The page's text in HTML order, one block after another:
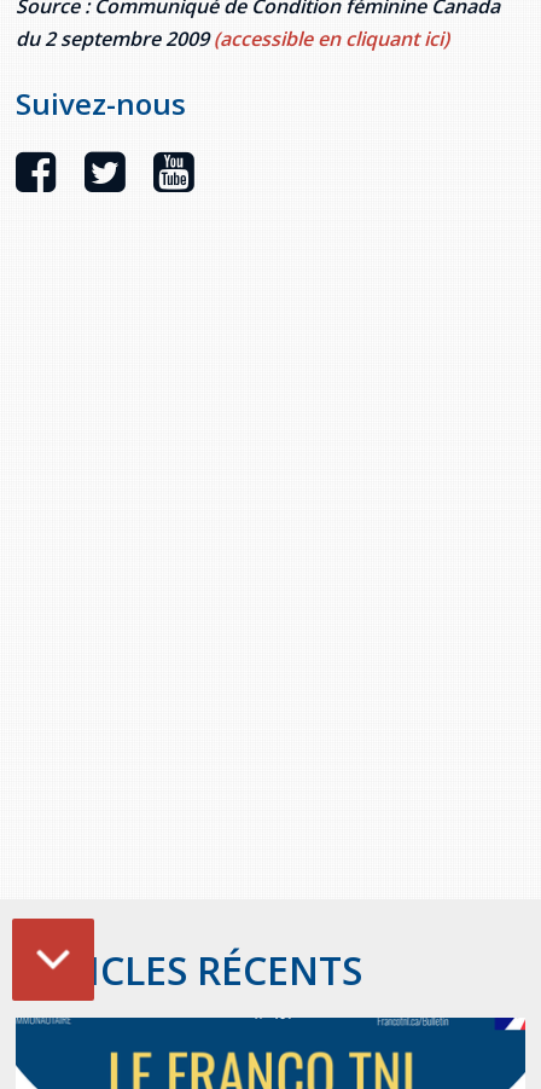
Source : Communiqué de Condition féminine Canada
du 2 septembre 2009(accessible en cliquant ici)
Suivez-nous
ARTICLES RÉCENTS